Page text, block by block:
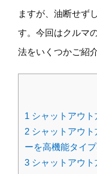
ますが、油断せず
す。今回はクルマ
法をいくつかご紹
1 シャットアウト
2 シャットアウ
ーを高機能タイプ
3 シャットアウト